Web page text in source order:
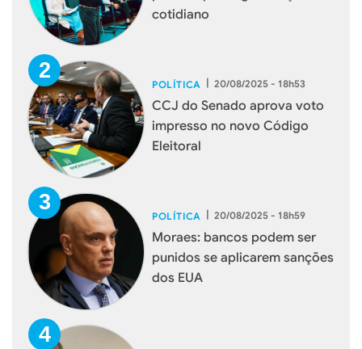
cotidiano
POLÍTICA | 20/08/2025 - 18h53
CCJ do Senado aprova voto
impresso no novo Código
Eleitoral
POLÍTICA 20/08/2025 - 18h59
Moraes: bancos podem ser
punidos se aplicarem sanções
dos EUA